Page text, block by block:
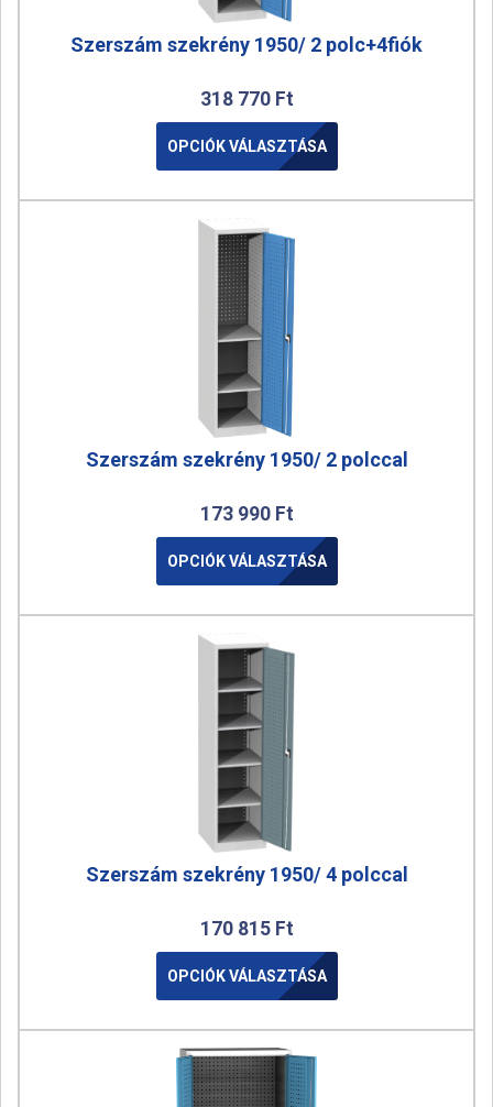
Szerszám szekrény 1950/ 2 polc+4fiók
318 770 Ft
OPCIÓK VÁLASZTÁSA
Szerszám szekrény 1950/ 2 polccal
173 990 Ft
OPCIÓK VÁLASZTÁSA
Szerszám szekrény 1950/ 4 polccal
170 815 Ft
OPCIÓK VÁLASZTÁSA